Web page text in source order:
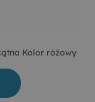
Kolor różowy